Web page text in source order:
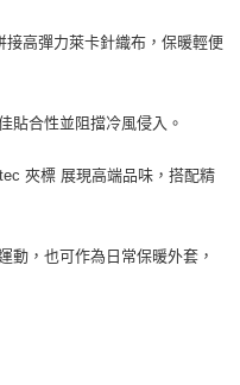
費
高彈力萊卡針織布，保暖輕便
貼合性並阻擋冷風侵入。
夾標 展現高端品味，搭配精
動，也可作為日常保暖外套，